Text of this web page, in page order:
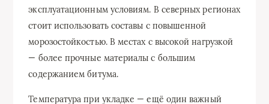
эксплуатационным условиям. В северных регионах
стоит использовать составы с повышенной
морозостойкостью. В местах с высокой нагрузкой
— более прочные материалы с большим
содержанием битума.
Температура при укладке — ещё один важный